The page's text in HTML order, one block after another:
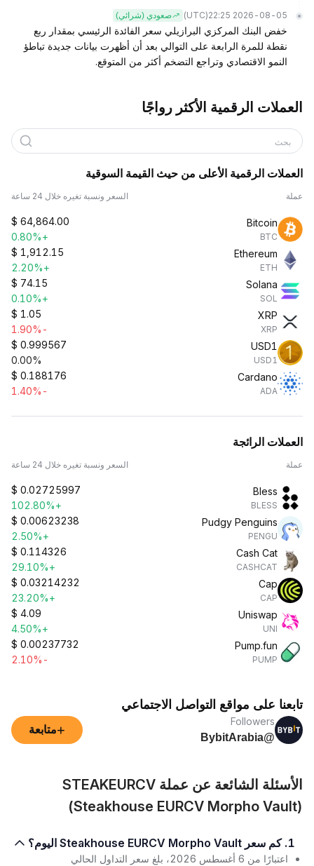
2026-08-05 22:25
(UTC) صعودي (شرائي)
خفض البنك المركزي البرازيلي سعر الفائدة الرئيسي بمقدار ربع
نقطة للمرة الرابعة على التوالي بعد أن أظهرت بيانات جديدة تباطؤ
النمو الاقتصادي وتراجع التضخم أكثر من المتوقع.
العملات الرقمية الأكثر رواجًا
بحث
العملات الرقمية الأعلى من حيث القيمة السوقية
عملة السعر ونسبة تغيره خلال 24 ساعة
Bitcoin
BTC
$ 64,864.00
+0.80%
Ethereum
ETH
$ 1,912.15
+2.20%
Solana
SOL
$ 74.15
+0.10%
XRP
XRP
$ 1.05
-1.90%
USD1
USD1
$ 0.999567
0.00%
Cardano
ADA
$ 0.188176
-1.40%
العملات الرائجة
عملة السعر ونسبة تغيره خلال 24 ساعة
Bless
BLESS
$ 0.02725997
+102.80%
Pudgy Penguins
PENGU
$ 0.00623238
+2.50%
Cash Cat
CASHCAT
$ 0.114326
+29.10%
Cap
CAP
$ 0.03214232
+23.20%
Uniswap
UNI
$ 4.09
+4.50%
Pump.fun
PUMP
$ 0.00237732
-2.10%
تابعنا على مواقع التواصل الاجتماعي
Followers
@BybitArabia
+متابعة
الأسئلة الشائعة عن عملة STEAKEURCV
(Steakhouse EURCV Morpho Vault)
1. كم سعر Steakhouse EURCV Morpho Vault اليوم؟
اعتبارًا من 6 أغسطس 2026، بلغ سعر التداول الحالي